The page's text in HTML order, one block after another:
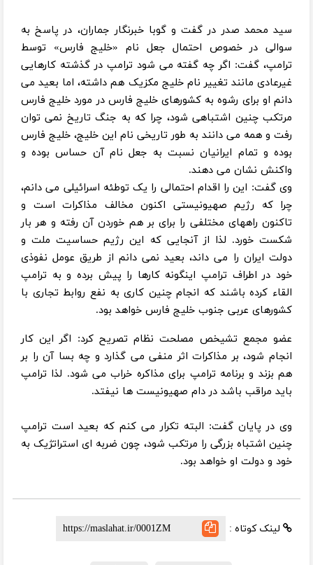
سید محمد صدر در گفت و گوبا خبرنگار جماران، در پاسخ به
سوالی در خصوص احتمال جعل نام «خلیج فارس» توسط
ترامپ، گفت: اگر چه گفته می شود ترامپ در گذشته کارهایی
غیرعادی مانند تغییر نام خلیج مکزیک هم داشته، اما بعید می
دانم او برای رشوه به کشورهای خلیج فارس در مورد خلیج فارس
مرتکب چنین اشتباهی شود، چرا که به جنگ تاریخ نمی توان
رفت و همه می دانند به طور تاریخی نام این خلیج، خلیج فارس
بوده و تمام ایرانیان نسبت به جعل نام آن حساس بوده و
واکنش نشان می دهند.
وی گفت: این را اقدام احتمالی را یک توطئه اسرائیلی می دانم،
چرا که رژیم صهیونیستی اکنون مخالف مذاکرات است و
تاکنون راههای مختلفی را برای بر هم خوردن آن رفته و هر بار
شکست خورد. لذا از آنجایی که این رژیم حساسیت ملت و
دولت ایران را می داند، بعید نمی دانم از طریق عومل نفوذی
خود در اطراف ترامپ اینگونه کارها را پیش برده و به ترامپ
القاء کرده باشند که انجام چنین کاری به نفع روابط تجاری با
کشورهای عربی جنوب خلیج فارس خواهد بود.
عضو مجمع تشیخص مصلحت نظام تصریح کرد: اگر این کار
انجام شود، بر مذاکرات اثر منفی می گذارد و چه بسا آن را بر
هم بزند و برنامه ترامپ برای مذاکره خراب می شود. لذا ترامپ
باید مراقب باشد در دام صهیونیست ها نیفتد.
وی در پایان گفت: البته تکرار می کنم که بعید است ترامپ
چنین اشتباه بزرگی را مرتکب شود، چون ضربه ای استراتژیک به
خود و دولت او خواهد بود.
لینک کوتاه :